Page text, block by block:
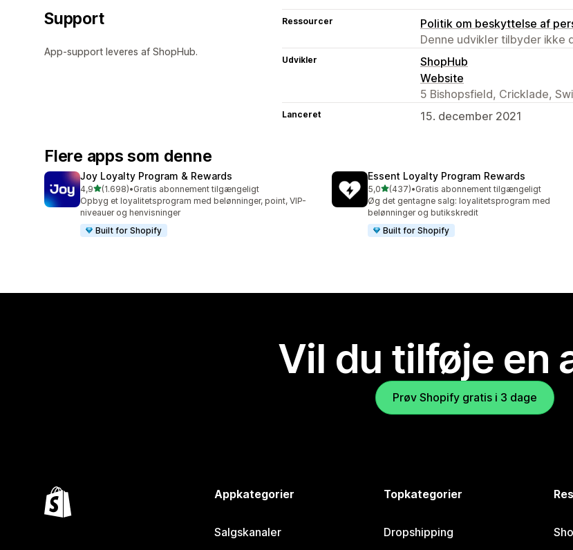
Support
App-support leveres af ShopHub.
Ressourcer
Politik om beskyttelse af
Denne udvikler tilbyder ikke
Udvikler
ShopHub
Website
5 Bishopsfield, Cricklade,
Lanceret 15. december 2021
Flere apps som denne
Joy Loyalty Program & Rewards
4,9ud af 5 stjerner
(1.698)
1698 anmeldelser i alt
•Gratis abonnement tilgængeligt
Opbyg et loyalitetsprogram med belønninger, point, VIP-
niveauer og henvisninger
Built for Shopify
Essent Loyalty Program Rewards
5,0ud af 5 stjerner
(437)
437 anmeldelser i alt
•Gratis abonnement tilgængeligt
Øg det gentagne salg: loyalitetsprogram med
belønninger og butikskredit
Built for Shopify
Vil du tilføje en
Prøv Shopify gratis i 3 dage
Appkategorier
Salgskanaler
Topkategorier
Dropshipping